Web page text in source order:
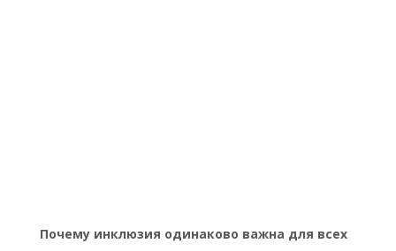
Почему инклюзия одинаково важна для всех